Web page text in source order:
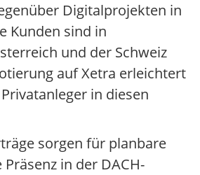
Digitalprojekten in
Kunden sind in
und der Schweiz
auf Xetra erleichtert
in diesen
sorgen für planbare
in der DACH-